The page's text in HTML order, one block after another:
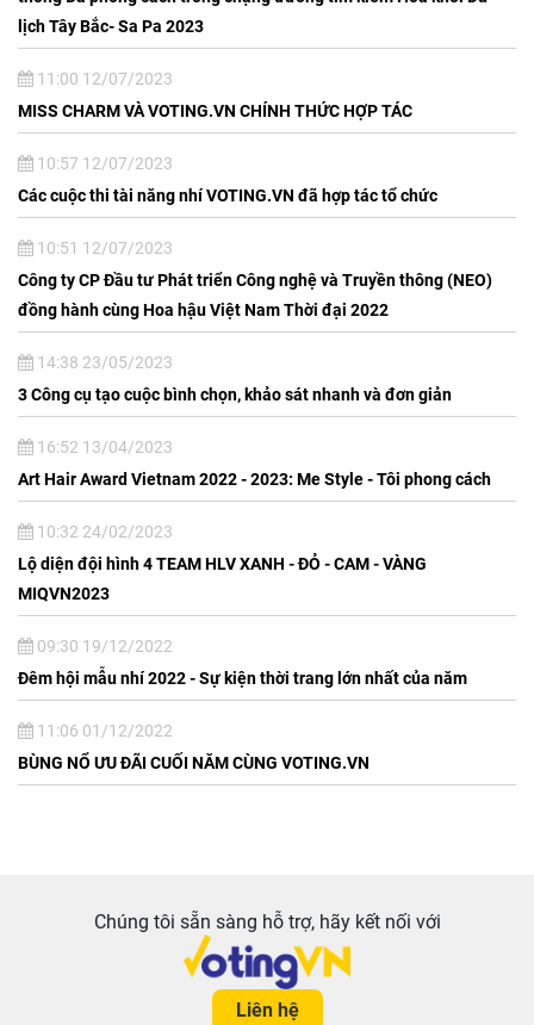
lịch Tây Bắc- Sa Pa 2023
11:00 12/07/2023
MISS CHARM VÀ VOTING.VN CHÍNH THỨC HỢP TÁC
10:57 12/07/2023
Các cuộc thi tài năng nhí VOTING.VN đã hợp tác tổ chức
10:51 12/07/2023
Công ty CP Đầu tư Phát triển Công nghệ và Truyền thông (NEO)
đồng hành cùng Hoa hậu Việt Nam Thời đại 2022
14:38 23/05/2023
3 Công cụ tạo cuộc bình chọn, khảo sát nhanh và đơn giản
16:52 13/04/2023
Art Hair Award Vietnam 2022 - 2023: Me Style - Tôi phong cách
10:32 24/02/2023
Lộ diện đội hình 4 TEAM HLV XANH - ĐỎ - CAM - VÀNG
MIQVN2023
09:30 19/12/2022
Đêm hội mẫu nhí 2022 - Sự kiện thời trang lớn nhất của năm
11:06 01/12/2022
BÙNG NỔ ƯU ĐÃI CUỐI NĂM CÙNG VOTING.VN
Chúng tôi sẵn sàng hỗ trợ, hãy kết nối với
Liên hệ